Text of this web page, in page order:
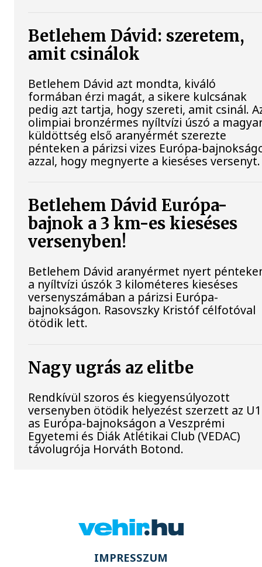
Betlehem Dávid: szeretem,
amit csinálok
Betlehem Dávid azt mondta, kiváló
formában érzi magát, a sikere kulcsának
pedig azt tartja, hogy szereti, amit csinál.
olimpiai bronzérmes nyíltvízi úszó a
küldöttség első aranyérmét szerezte
pénteken a párizsi vizes Európa-
azzal, hogy megnyerte a kieséses versenyt.
Betlehem Dávid Európa-
bajnok a 3 km-es kieséses
versenyben!
Betlehem Dávid aranyérmet nyert
a nyíltvízi úszók 3 kilométeres kieséses
versenyszámában a párizsi Európa-
bajnokságon. Rasovszky Kristóf célfotóval
ötödik lett.
Nagy ugrás az elitbe
Rendkívül szoros és kiegyensúlyozott
versenyben ötödik helyezést szerzett az
as Európa-bajnokságon a Veszprémi
Egyetemi és Diák Atlétikai Club (VEDAC)
távolugrója Horváth Botond.
IMPRESSZUM